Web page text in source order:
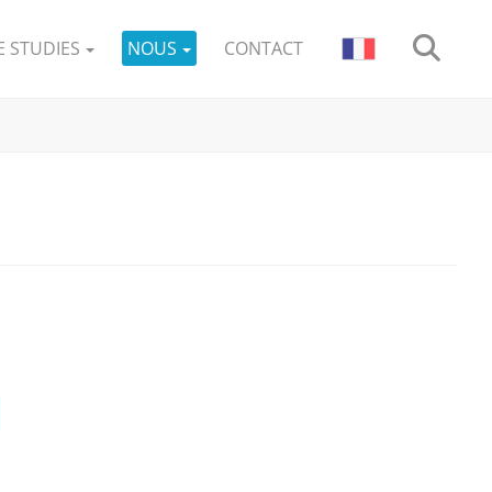
STUDIES NOUS CONTACT